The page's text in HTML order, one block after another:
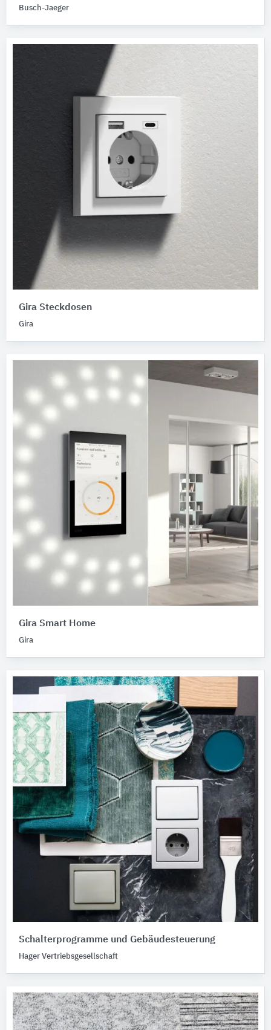
Busch-Jaeger
Gira Steckdosen
Gira
Gira Smart Home
Gira
Schalterprogramme und Gebäudesteuerung
Hager Vertriebsgesellschaft